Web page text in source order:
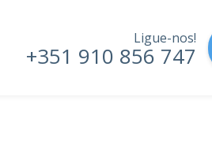
Ligue-nos!
+351 910 856 747